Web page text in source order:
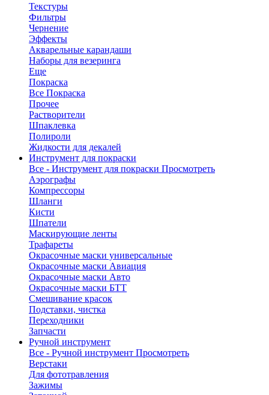
Текстуры
Фильтры
Чернение
Эффекты
Акварельные карандаши
Наборы для везеринга
Еще
Покраска
Все Покраска
Прочее
Растворители
Шпаклевка
Полироли
Жидкости для декалей
Инструмент для покраски
Все - Инструмент для покраски Просмотреть
Аэрографы
Компрессоры
Шланги
Кисти
Шпатели
Маскирующие ленты
Трафареты
Окрасочные маски универсальные
Окрасочные маски Авиация
Окрасочные маски Авто
Окрасочные маски БТТ
Смешивание красок
Подставки, чистка
Переходники
Запчасти
Ручной инструмент
Все - Ручной инструмент Просмотреть
Верстаки
Для фототравления
Зажимы